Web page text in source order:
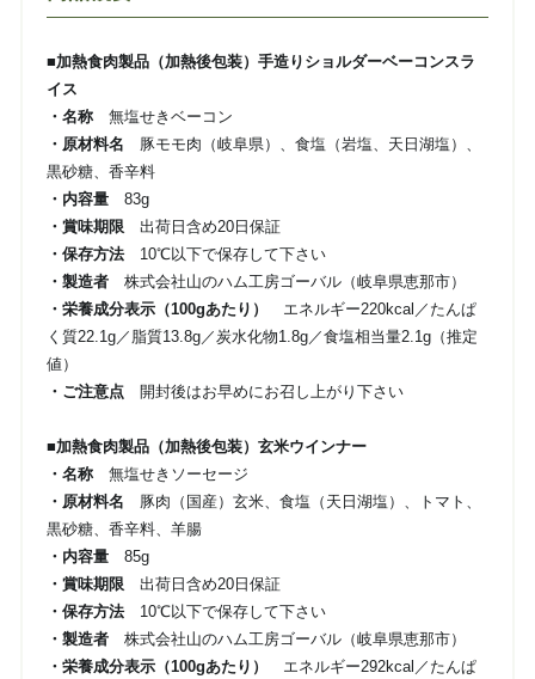
■加熱食肉製品（加熱後包装）手造りショルダーベーコンスラ
イス
・名称無塩せきベーコン
・原材料名 豚モモ肉（岐阜県）、食塩（岩塩、天日湖塩）、
黒砂糖、香辛料
・内容量83g
・賞味期限 出荷日含め20日保証
・保存方法10℃以下で保存して下さい
・製造者株式会社山のハム工房ゴーバル（岐阜県恵那市）
・栄養成分表示（100gあたり）
エネルギー220kcal／たんぱ
く質22.1g／脂質13.8g／炭水化物1.8g／食塩相当量2.1g（推定
値）
・ご注意点 開封後はお早めにお召し上がり下さい
■加熱食肉製品（加熱後包装）玄米ウインナー
・名称無塩せきソーセージ
・原材料名 豚肉（国産）玄米、食塩（天日湖塩）、トマト、
黒砂糖、香辛料、羊腸
・内容量85g
・賞味期限 出荷日含め20日保証
・保存方法10℃以下で保存して下さい
・製造者株式会社山のハム工房ゴーバル（岐阜県恵那市）
・栄養成分表示（100gあたり）
エネルギー292kcal／たんぱ